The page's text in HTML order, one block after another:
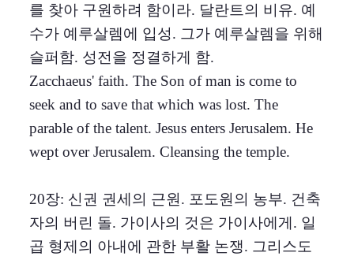
를 찾아 구원하려 함이라. 달란트의 비유. 예
수가 예루살렘에 입성. 그가 예루살렘을 위해
슬퍼함. 성전을 정결하게 함.
Zacchaeus' faith. The Son of man is come to
seek and to save that which was lost. The
parable of the talent. Jesus enters Jerusalem. He
wept over Jerusalem. Cleansing the temple.
20장: 신권 권세의 근원. 포도원의 농부. 건축
자의 버린 돌. 가이사의 것은 가이사에게. 일
곱 형제의 아내에 관한 부활 논쟁. 그리스도